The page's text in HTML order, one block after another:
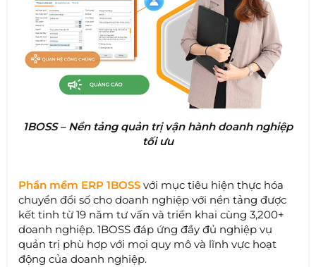
1BOSS – Nền tảng quản trị vận hành doanh nghiệp
tối ưu
Phần mềm ERP 1BOSS với mục tiêu hiện thực hóa
chuyển đổi số cho doanh nghiệp với nền tảng được
kết tinh từ 19 năm tư vấn và triển khai cùng 3,200+
doanh nghiệp. 1BOSS đáp ứng đầy đủ nghiệp vụ
quản trị phù hợp với mọi quy mô và lĩnh vực hoạt
động của doanh nghiệp.